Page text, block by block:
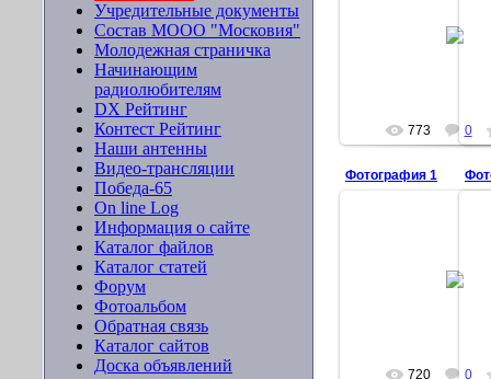
Учредительные документы
Состав МООО "Московия"
Молодежная страничка
Начинающим
радиолюбителям
DX Рейтинг
Контест Рейтинг
Наши антенны
Видео-трансляции
Победа-65
On line Log
Информация о сайте
Каталог файлов
Каталог статей
Форум
Фотоальбом
Обратная связь
Каталог сайтов
Доска объявлений
U3EL
773 0
Фотография 1
720 0